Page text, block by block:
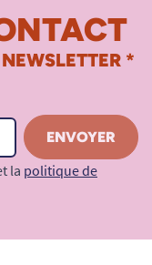
*
la politique de